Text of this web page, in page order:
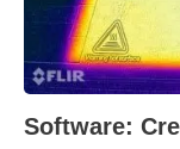
Software: